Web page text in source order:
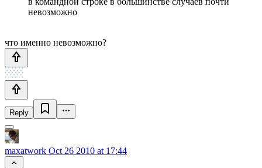
невозможно
что именно невозможно?
Reply
maxatwork Oct 26 2010 at 17:44